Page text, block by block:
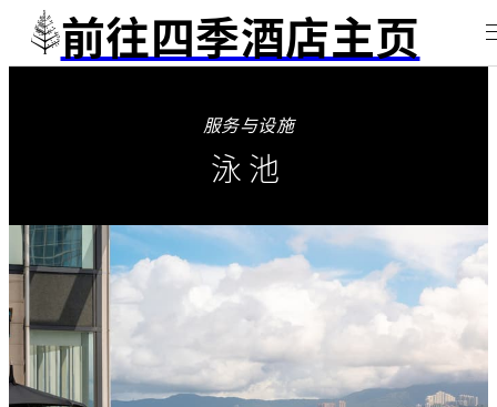
前往四季酒店主页
服务与设施
泳池